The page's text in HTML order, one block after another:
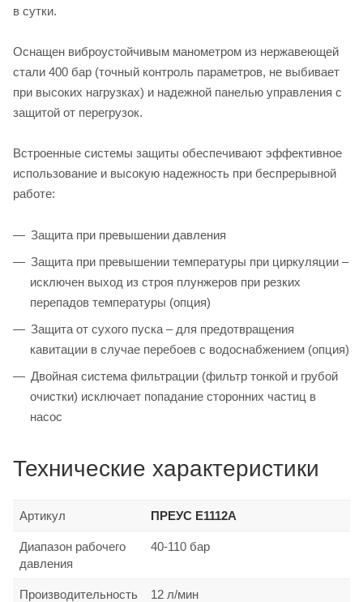
в сутки.
Оснащен виброустойчивым манометром из нержавеющей
стали 400 бар (точный контроль параметров, не выбивает
при высоких нагрузках) и надежной панелью управления с
защитой от перегрузок.
Встроенные системы защиты обеспечивают эффективное
использование и высокую надежность при беспрерывной
работе:
Защита при превышении давления
Защита при превышении температуры при циркуляции –
исключен выход из строя плунжеров при резких
перепадов температуры (опция)
Защита от сухого пуска – для предотвращения
кавитации в случае перебоев с водоснабжением (опция)
Двойная система фильтрации (фильтр тонкой и грубой
очистки) исключает попадание сторонних частиц в
насос
Технические характеристики
Артикул ПРЕУС Е1112A
Диапазон рабочего
давления
40-110 бар
Производительность 12 л/мин